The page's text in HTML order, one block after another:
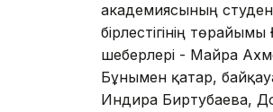
академиясының
бірлестігінің
шеберлері - Майра
Бұнымен қатар,
Индира Биртубаева,